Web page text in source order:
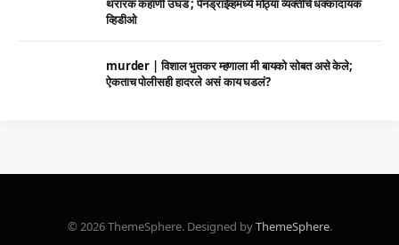
थरारक कहाणी उघड ; पेनड्राईव्हमध्ये मोठ्या व्यक्तीचे धक्कादायक
व्हिडीओ
murder | विशाल भुतकर म्हणाला मी बायको सोबत असे केले;
ऐकताच पोलीसही हादरले असं काय घडलं?
© 2026 ThemeSphere. Designed byThemeSphere.